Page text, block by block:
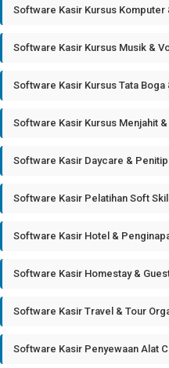
Software Kasir Kursus Komputer
Software Kasir Kursus Musik &
Software Kasir Kursus Tata Boga
Software Kasir Kursus Menjahit
Software Kasir Daycare &
Software Kasir Pelatihan Soft
Software Kasir Hotel &
Software Kasir Homestay &
Software Kasir Travel & Tour
Software Kasir Penyewaan Alat